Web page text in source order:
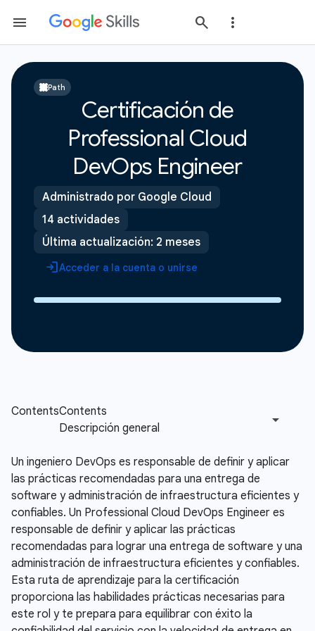
Path
Certificación de
Professional Cloud
DevOps Engineer
Administrado por Google Cloud
14 actividades
Última actualización: 2 meses
Acceder a la cuenta o unirse
Un ingeniero DevOps es responsable de definir y aplicar
las prácticas recomendadas para una entrega de
software y administración de infraestructura eficientes y
confiables. Un Professional Cloud DevOps Engineer es
responsable de definir y aplicar las prácticas
recomendadas para lograr una entrega de software y una
administración de infraestructura eficientes y confiables.
Esta ruta de aprendizaje para la certificación
proporciona las habilidades prácticas necesarias para
este rol y te prepara para equilibrar con éxito la